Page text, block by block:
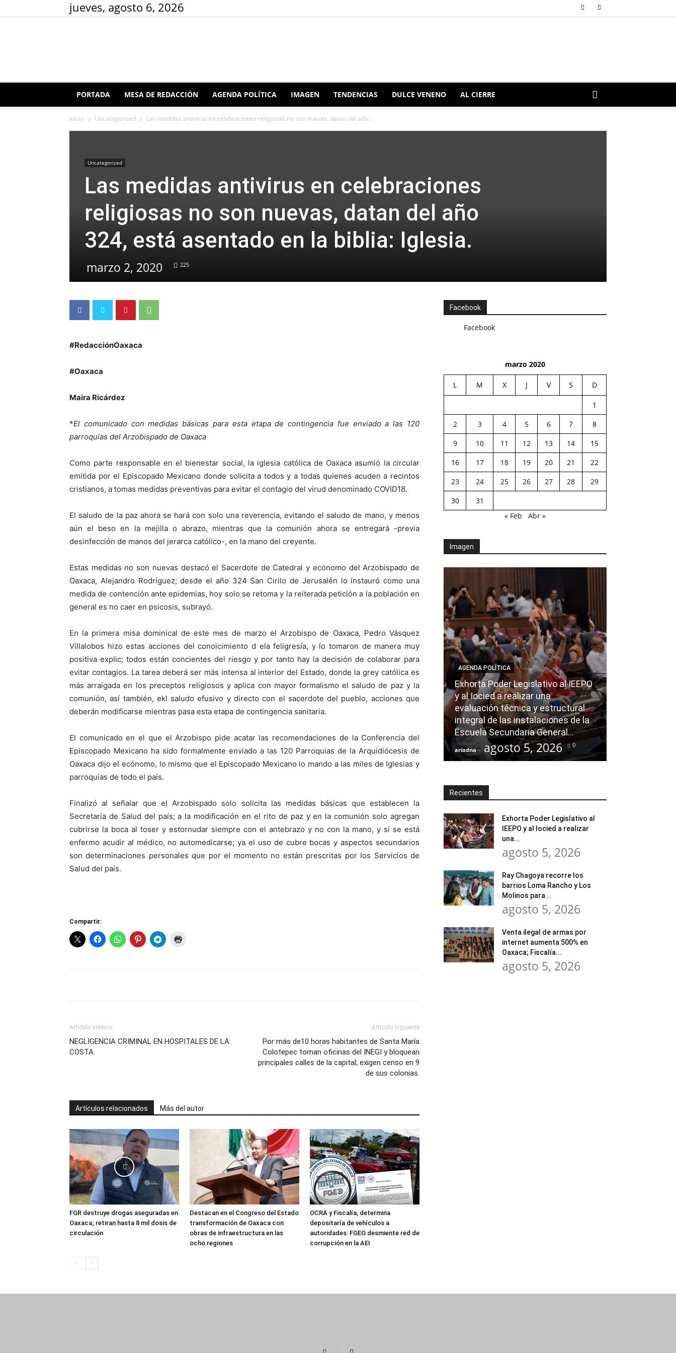
jueves, agosto 6, 2026
Redacción
PORTADA MESA DE REDACCIÓN AGENDA POLÍTICA IMAGEN TENDENCIAS DULCE VENENO AL CIERRE
Inicio Uncategorized Las medidas antivirus en celebraciones religiosas no son nuevas, datan del año...
Uncategorized
Las medidas antivirus en celebraciones
religiosas no son nuevas, datan del año
324, está asentado en la biblia: Iglesia.
marzo 2, 2020 225
#RedacciónOaxaca
#Oaxaca
Maira Ricárdez
*El comunicado con medidas básicas para esta etapa de contingencia fue enviado a las 120
parroquias del Arzobispado de Oaxaca
Como parte responsable en el bienestar social, la iglesia católica de Oaxaca asumió la circular
emitida por el Episcopado Mexicano donde solicita a todos y a todas quienes acuden a recintos
cristianos, a tomas medidas preventivas para evitar el contagio del virud denominado COVID18.
El saludo de la paz ahora se hará con solo una reverencia, evitando el saludo de mano, y menos
aún el beso en la mejilla o abrazo, mientras que la comunión ahora se entregará -previa
desinfección de manos del jerarca católico-, en la mano del creyente.
Estas medidas no son nuevas destacó el Sacerdote de Catedral y ecónomo del Arzobispado de
Oaxaca, Alejandro Rodríguez; desde el año 324 San Cirilo de Jerusalén lo instauró como una
medida de contención ante epidemias, hoy solo se retoma y la reiterada petición a la población en
general es no caer en psicosis, subrayó.
En la primera misa dominical de este mes de marzo el Arzobispo de Oaxaca, Pedro Vásquez
Villalobos hizo estas acciones del conoicimiento d ela feligresía, y lo tomaron de manera muy
positiva explic; todos están concientes del riesgo y por tanto hay la decisión de colaborar para
evitar contagios. La tarea deberá ser más intensa al interior del Estado, donde la grey católica es
más arraigada en los preceptos religiosos y aplica con mayor formalismo el saludo de paz y la
comunión, así también, ekl saludo efusivo y directo con el sacerdote del pueblo, acciones que
deberán modificarse mientras pasa esta etapa de contingencia sanitaria.
El comunicado en el que el Arzobispo pide acatar las recomendaciones de la Conferencia del
Episcopado Mexicano ha sido formalmente enviado a las 120 Parroquias de la Arquidiócesis de
Oaxaca dijo el ecónomo, lo mismo que el Episcopado Mexicano lo mando a las miles de Iglesias y
parroquias de todo el país.
Finalizó al señalar que el Arzobispado solo solicita las medidas básicas que establecen la
Secretaría de Salud del país; a la modificación en el rito de paz y en la comunión solo agregan
cubrirse la boca al toser y estornudar siempre con el antebrazo y no con la mano, y si se está
enfermo acudir al médico, no automedicarse; ya el uso de cubre bocas y aspectos secundarios
son determinaciones personales que por el momento no están prescritas por los Servicios de
Salud del país.
Compartir:
Artículo anterior
NEGLIGENCIA CRIMINAL EN HOSPITALES DE LA
COSTA.
Artículo siguiente
Por más de10 horas habitantes de Santa María
Colotepec toman oficinas del INEGI y bloquean
principales calles de la capital; exigen censo en 9
de sus colonias.
Artículos relacionados Más del autor
FGR destruye drogas aseguradas en
Oaxaca; retiran hasta 8 mil dosis de
circulación
Destacan en el Congreso del Estado
transformación de Oaxaca con
obras de infraestructura en las
ocho regiones
OCRA y Fiscalía, determina
depositaría de vehículos a
autoridades: FGEO desmiente red de
corrupción en la AEI
Facebook
Facebook
marzo 2020
L M X J V S D
1
2
3 4 5 6 7
8
9
10 11 12 13 14
15
16
17 18 19 20 21
22
23
24 25 26 27 28
29
30
31
« Feb
Abr »
Imagen
AGENDA POLÍTICA
Exhorta Poder Legislativo al IEEPO
y al Iocied a realizar una
evaluación técnica y estructural
integral de las instalaciones de la
Escuela Secundaria General...
ariadna - agosto 5, 2026 0
Recientes
Exhorta Poder Legislativo al
IEEPO y al Iocied a realizar
una...
agosto 5, 2026
Ray Chagoya recorre los
barrios Loma Rancho y Los
Molinos para...
agosto 5, 2026
Venta ilegal de armas por
internet aumenta 500% en
Oaxaca; Fiscalía...
agosto 5, 2026